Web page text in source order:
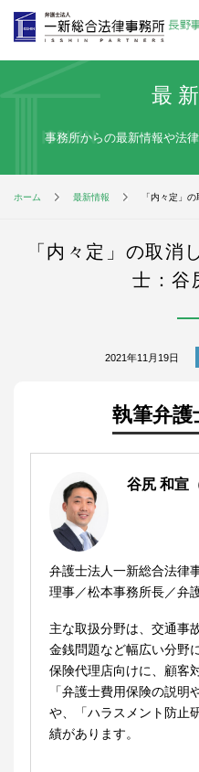
最
事務所からの最新情報や法
ホーム 最新情報 「内々定」
「内々定」の取消
士：谷
2021年11月19日
執筆弁
谷尻 和宣
弁護士法人一新総合法律
理事／松本事務所長／弁
主な取扱分野は、交通事
金銭問題など幅広い分野
保険代理店向けに、顧客
「弁護士費用保険の説明
や、「ハラスメント防止
績があります。